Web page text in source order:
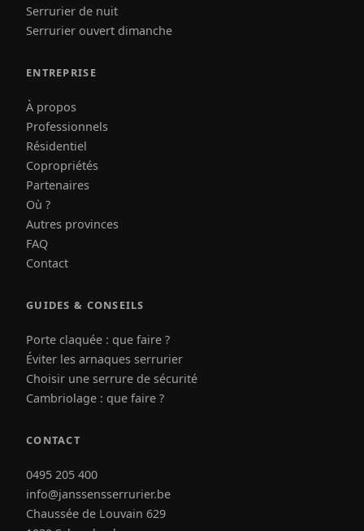
Serrurier de nuit
Serrurier ouvert dimanche
ENTREPRISE
À propos
Professionnels
Résidentiel
Copropriétés
Partenaires
Où ?
Autres provinces
FAQ
Contact
GUIDES & CONSEILS
Porte claquée : que faire ?
Éviter les arnaques serrurier
Choisir une serrure de sécurité
Cambriolage : que faire ?
CONTACT
0495 205 400
info@janssensserrurier.be
Chaussée de Louvain 629